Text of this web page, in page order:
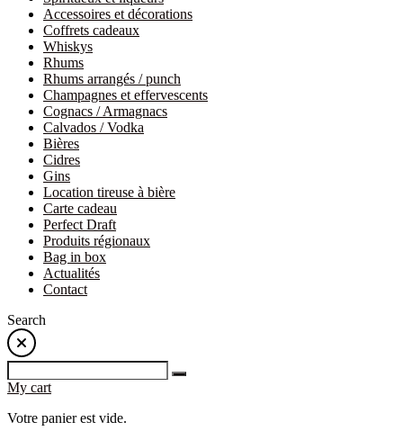
Accessoires et décorations
Coffrets cadeaux
Whiskys
Rhums
Rhums arrangés / punch
Champagnes et effervescents
Cognacs / Armagnacs
Calvados / Vodka
Bières
Cidres
Gins
Location tireuse à bière
Carte cadeau
Perfect Draft
Produits régionaux
Bag in box
Actualités
Contact
Search
My cart
Votre panier est vide.